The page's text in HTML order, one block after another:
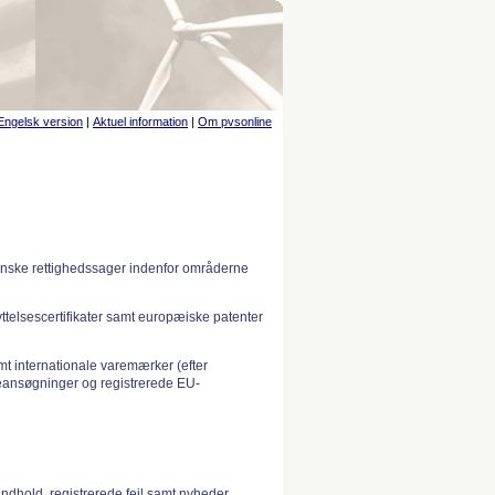
version | Aktuel information | Om pvsonline
rettighedssager indenfor områderne
samt europæiske patenter
internationale varemærker (efter
og registrerede EU-